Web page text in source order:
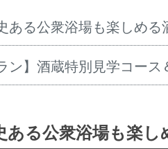
る公衆浴場も楽しめる
】酒蔵特別見学コース
る公衆浴場も楽し